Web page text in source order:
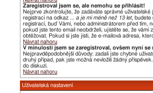
Zaregistroval jsem se, ale nemohu se přihlásit!
Nejprve zkontrolujte, že zadáváte správné
registraci na odkaz ... a je mi méně než 13 let, budete
registrací, buď Vámi, nebo administrátorem před tím,
pokud jste tento email neobdrželi, ujistěte se, že vámi
obtěžovat. Pokud si jste jisti, že e-mailová adresa,
Návrat nahoru
V minulosti jsem se zaregistroval, ovšem nyní
Nejpravděpodobnější důvody: zadali jste chybné
druhý případ, pak jste možná nevložili žádný
do diskuzí.
Návrat nahoru
Uživatelská nastavení